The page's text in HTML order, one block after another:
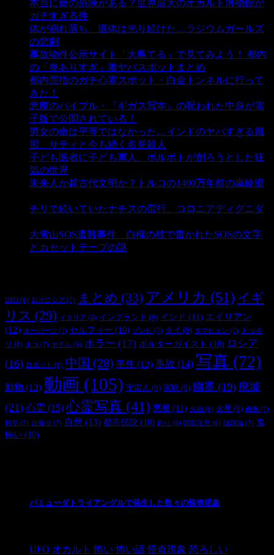
本当に命の危険がある？世界最大のオカルト博物館が
ガチすぎる件
体が崩れ落ち、遺体は光り続けた…ラジウムガールズ
の悲劇
事故物件公示サイト「大島てる」で見てみよう！ 都内
の「炎ありすぎ」激ヤバスポットまとめ
都内屈指のガチ心霊スポット・白金トンネルに行って
きた！
悪魔のバイブル・『ギガス写本』の呪われた中身が電
子版で公開されている！
男女の命は平等ではなかった…インドのヤバすぎる風
習、サティと今も続く名誉殺人
子ども医者に子ども軍人、ポルポトが創ろうとした狂
気の世界
未来人か超古代文明か？トルコの1400万年前の車輪痕
チリで続いていたナチスの蛮行、コロニアディグニダ
大雪山SOS遭難事件 白樺の枝で書かれたSOSの文字
とカセットテープの謎
UFO (6) おそロシア (7) まとめ (33) アメリカ (51) イギ
リス (29) イタリア (6) イングランド (9) インド (11) エイリアン
(12) オーパーツ (7) セルフィー (10) ゾンビ (7) タイ (9) タマヒュン (7)
ドッキ
リ (8) ネコ (7) ホテル (6) ホラー (17) ポルターガイスト (10) ロシア
(16)
ロボット (6) 中国 (28) 事件 (13) 事故 (14) 写真 (72)
動物 (13) 動画 (105) 宇宙人 (9) 実験 (9) 幽霊 (19) 廃墟
(21) 心霊 (15) 心霊写真 (41) 悪魔 (11) 火山 (6) 火星 (9) 画像 (7)
科学 (7) 自撮り (7) 自然 (13) 都市伝説 (10) 釣り (6) 閲覧注意 (6) 陰謀論 (7) 鬼
怖い (10)
バミューダトライアングルで発生した数々の怪奇現象
UFO オカルト 怖い 怖い話 怪奇現象 恐ろしい